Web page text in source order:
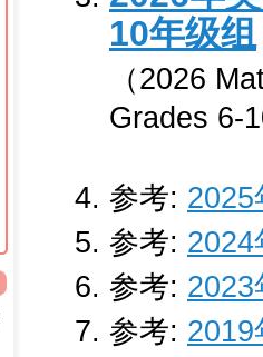
10年级组
（2026
Grades 6-
参考: 2025
参考: 2024
参考: 2023
参考: 2019